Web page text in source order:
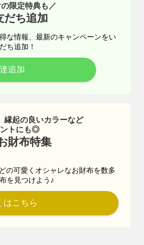
限定特典も／
だち追加
な情報、最新のキャンペーンをい
ち追加！
追加
縁起の良いカラーなど
トにも◎
財布特集
の可愛くオシャレなお財布を数多
を見つけよう♪
はこちら